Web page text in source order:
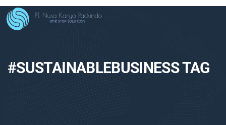
#SUSTAINABLEBUSINESS TAG